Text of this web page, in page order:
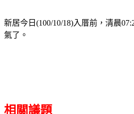
新居今日(100/10/18)入厝前，清晨
氣了。
相關議題